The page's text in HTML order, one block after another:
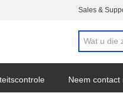
Sales &
Neem contact